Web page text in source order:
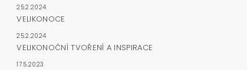
25.2.2024
VELIKONOCE
25.2.2024
VELIKONOČNÍ TVOŘENÍ A INSPIRACE
17.5.2023